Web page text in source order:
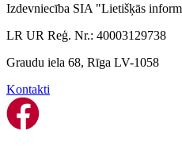
Izdevniecība SIA "Lietišķās
LR UR Reģ. Nr.: 40003129738
Graudu iela 68, Rīga LV-1058
Kontakti